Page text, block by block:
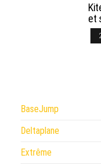
et
BaseJump
Deltaplane
Extrême